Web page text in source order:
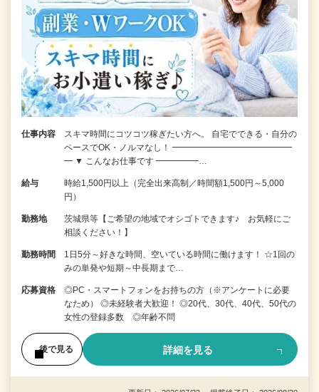
仕事内容
スキマ時間にコツコツ稼ぎたい方へ。 自宅でできる・自分の
ペースでOK・ノルマなし！ ━━━━━━━━━━━━━━
━ ▼ こんなお仕事です ━━━━━…
給与
時給1,500円以上（完全出来高制／時間額1,500円～5,000
円）
勤務地
茨城県等【ご希望の地域でオシゴトできます♪ お気軽にご
相談ください！】
勤務時間
1日5分～好きな時間、空いている時間に働けます！ ☆1回の
みの単発や短期～中長期まで…
応募資格
◎PC・スマートフォンをお持ちの方（※アンケートに必要
なため） ◎未経験者大歓迎！ ◎20代、30代、40代、50代の
女性の登録多数 ◎年齢不問
後で見る 詳細を見る